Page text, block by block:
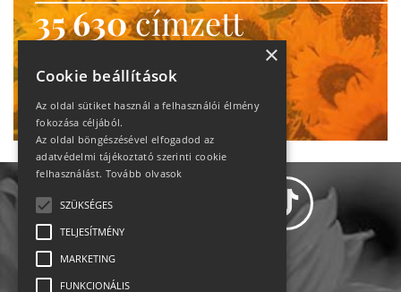
35 630címzett
heti motiváció
Ne maradj le!
×
Cookie beállítások
Az oldal sütiket használ a felhasználói élmény
fokozása céljából.
Az oldal böngészésével elfogadod az
adatvédelmi tájékoztató szerinti cookie
felhasználást. Tovább olvasok
SZÜKSÉGES
TELJESÍTMÉNY
MARKETING
FUNKCIONÁLIS